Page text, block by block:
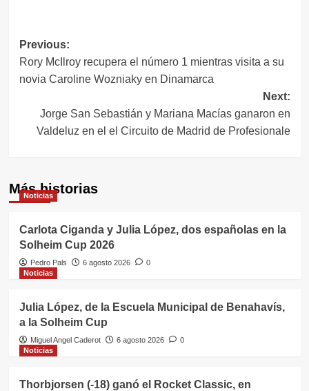
Navegación
de
Previous:
Rory McIlroy recupera el número 1 mientras visita a su
novia Caroline Wozniaky en Dinamarca
Next:
Jorge San Sebastián y Mariana Macías ganaron en
Valdeluz en el el Circuito de Madrid de Profesionale
Más historias
Noticias
Carlota Ciganda y Julia López, dos españolas en la
Solheim Cup 2026
Pedro Pals 6 agosto 2026
0
Noticias
Julia López, de la Escuela Municipal de Benahavís,
a la Solheim Cup
Miguel Angel Caderot 6 agosto 2026
0
Noticias
Thorbjorsen (-18) ganó el Rocket Classic, en